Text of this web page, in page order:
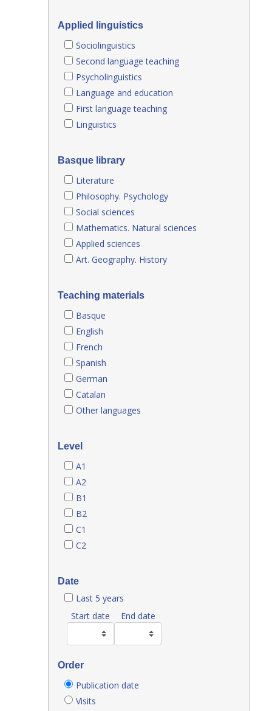
Applied linguistics
Sociolinguistics
Second language teaching
Psycholinguistics
Language and education
First language teaching
Linguistics
Basque library
Literature
Philosophy. Psychology
Social sciences
Mathematics. Natural sciences
Applied sciences
Art. Geography. History
Teaching materials
Basque
English
French
Spanish
German
Catalan
Other languages
Level
A1
A2
B1
B2
C1
C2
Date
Last 5 years
Start date
End date
Order
Publication date
Visits